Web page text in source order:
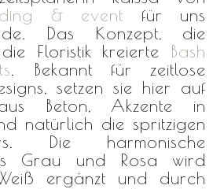
& event für uns
Das Konzept, die
Floristik kreierte Bash
. Bekannt für zeitlose
setzen sie hier auf
Beton, Akzente in
natürlich die spritzigen
Die harmonische
Grau und Rosa wird
ergänzt und durch